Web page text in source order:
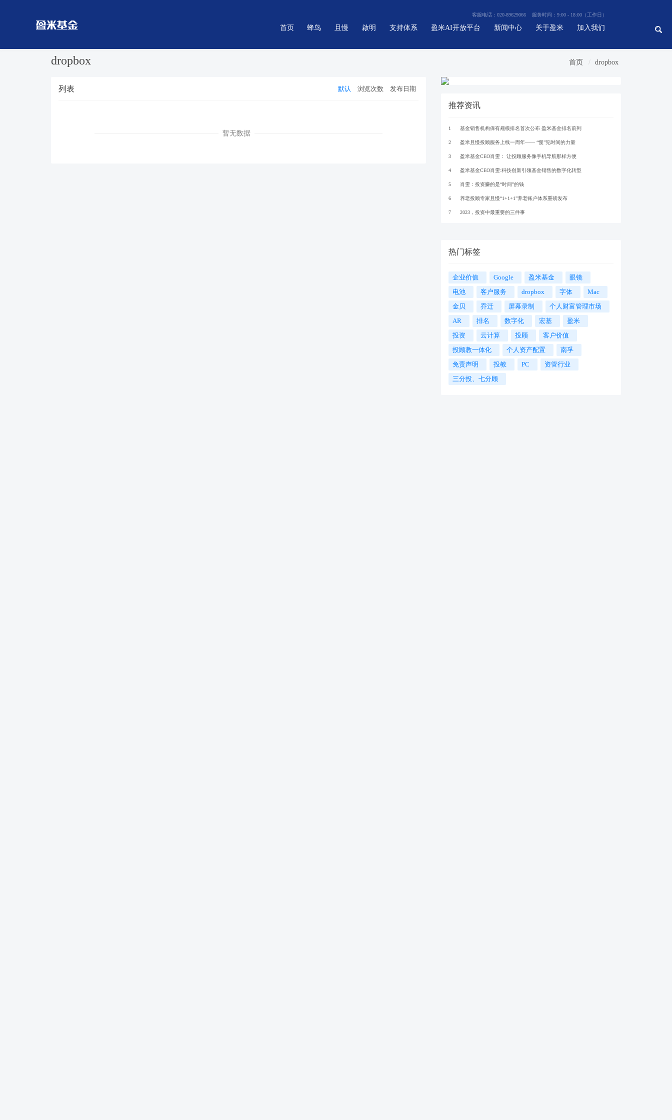
客服电话：020-89629066 服务时间：9:00 - 18:00（工作日）
首页 蜂鸟 且慢 啟明 支持体系 盈米AI开放平台 新闻中心 关于盈米 加入我们
dropbox 首页 dropbox
列表 默认 浏览次数 发布日期
暂无数据
推荐资讯
1 基金销售机构保有规模排名首次公布 盈米基金排名前列
2 盈米且慢投顾服务上线一周年—— “慢”见时间的力量
3 盈米基金CEO肖雯： 让投顾服务像手机导航那样方便
4 盈米基金CEO肖雯:科技创新引领基金销售的数字化转型
5 肖雯：投资赚的是“时间”的钱
6 养老投顾专家且慢“1+1+1”养老账户体系重磅发布
7 2023，投资中最重要的三件事
热门标签
企业价值 Google 盈米基金
眼镜
电池
客户服务 dropbox 字体
Mac
金贝
乔迁 屏幕录制
个人财富管理市场
AR
排名 数字化 宏基
盈米
投资
云计算 投顾
客户价值
投顾教一体化
个人资产配置
南孚
免责声明
投教 PC
资管行业
三分投、七分顾